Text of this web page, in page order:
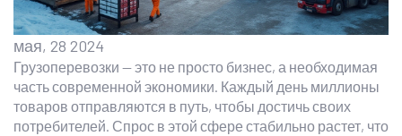
мая, 28 2024
Грузоперевозки — это не просто бизнес, а необходимая
часть современной экономики. Каждый день миллионы
товаров отправляются в путь, чтобы достичь своих
потребителей. Спрос в этой сфере стабильно растет, что